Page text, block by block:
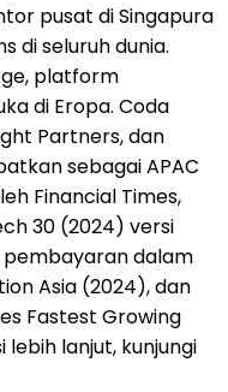
pusat di Singapura
di seluruh dunia.
platform
di Eropa. Coda
Partners, dan
sebagai APAC
Financial Times,
30 (2024) versi
pembayaran dalam
Asia (2024), dan
Fastest Growing
lanjut, kunjungi